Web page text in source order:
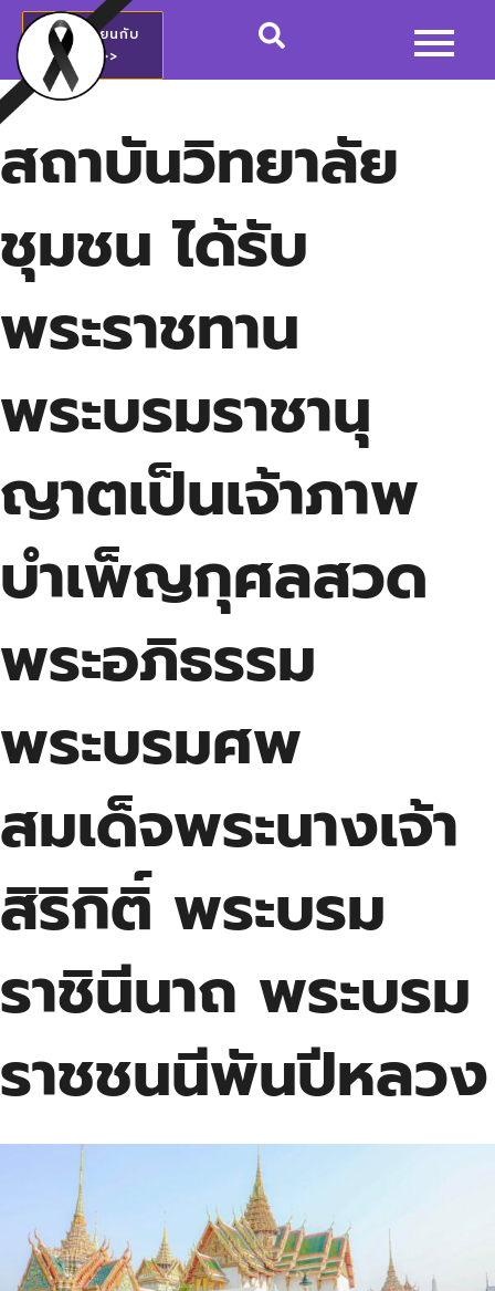
สมัครเรียนกับ
วชช.>>
สถาบันวิทยาลัย
ชุมชน ได้รับ
พระราชทาน
พระบรมราชานุ
ญาตเป็นเจ้าภาพ
บำเพ็ญกุศลสวด
พระอภิธรรม
พระบรมศพ
สมเด็จพระนางเจ้า
สิริกิติ์ พระบรม
ราชินีนาถ พระบรม
ราชชนนีพันปีหลวง